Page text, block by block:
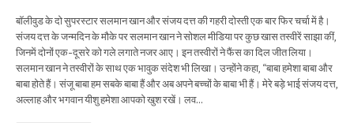
बॉलीवुड के दो सुपरस्टार सलमान खान और संजय दत्त की गहरी दोस्ती एक बार फिर चर्चा में है।
संजय दत्त के जन्मदिन के मौके पर सलमान खान ने सोशल मीडिया पर कुछ खास तस्वीरें साझा कीं,
जिनमें दोनों एक-दूसरे को गले लगाते नजर आए। इन तस्वीरों ने फैंस का दिल जीत लिया।
सलमान खान ने तस्वीरों के साथ एक भावुक संदेश भी लिखा। उन्होंने कहा, “बाबा हमेशा बाबा और
बाबा होते हैं। संजू बाबा हम सबके बाबा हैं और अब अपने बच्चों के बाबा भी हैं। मेरे बड़े भाई संजय दत्त,
अल्लाह और भगवान यीशु हमेशा आपको खुश रखें। लव…